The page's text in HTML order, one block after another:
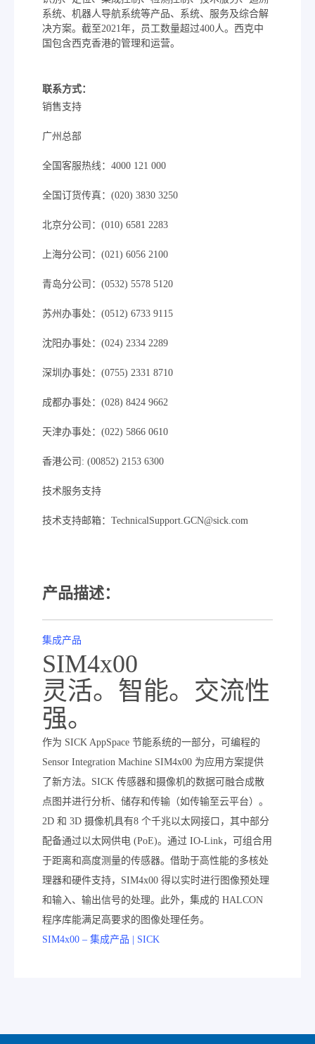
系统、机器人导航系统等产品、系统、服务及综合解
决方案。截至2021年，员工数量超过400人。西克中
国包含西克香港的管理和运营。
联系方式：
销售支持
广州总部
全国客服热线：4000 121 000
全国订货传真：(020) 3830 3250
北京分公司：(010) 6581 2283
上海分公司：(021) 6056 2100
青岛分公司：(0532) 5578 5120
苏州办事处：(0512) 6733 9115
沈阳办事处：(024) 2334 2289
深圳办事处：(0755) 2331 8710
成都办事处：(028) 8424 9662
天津办事处：(022) 5866 0610
香港公司: (00852) 2153 6300
技术服务支持
技术支持邮箱：TechnicalSupport.GCN@sick.com
产品描述：
集成产品
SIM4x00
灵活。智能。交流性
强。
作为 SICK AppSpace 节能系统的一部分，可编程的
Sensor Integration Machine SIM4x00 为应用方案提供
了新方法。SICK 传感器和摄像机的数据可融合成散
点图并进行分析、储存和传输（如传输至云平台）。
2D 和 3D 摄像机具有8 个千兆以太网接口，其中部分
配备通过以太网供电 (PoE)。通过 IO-Link，可组合用
于距离和高度测量的传感器。借助于高性能的多核处
理器和硬件支持，SIM4x00 得以实时进行图像预处理
和输入、输出信号的处理。此外，集成的 HALCON
程序库能满足高要求的图像处理任务。
SIM4x00 – 集成产品 | SICK